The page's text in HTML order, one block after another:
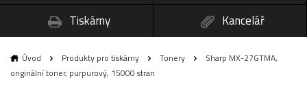
Tiskárny
Kancelář
Úvod Produkty pro tiskárny Tonery
Sharp MX-27GTMA,
originální toner, purpurový, 15000 stran